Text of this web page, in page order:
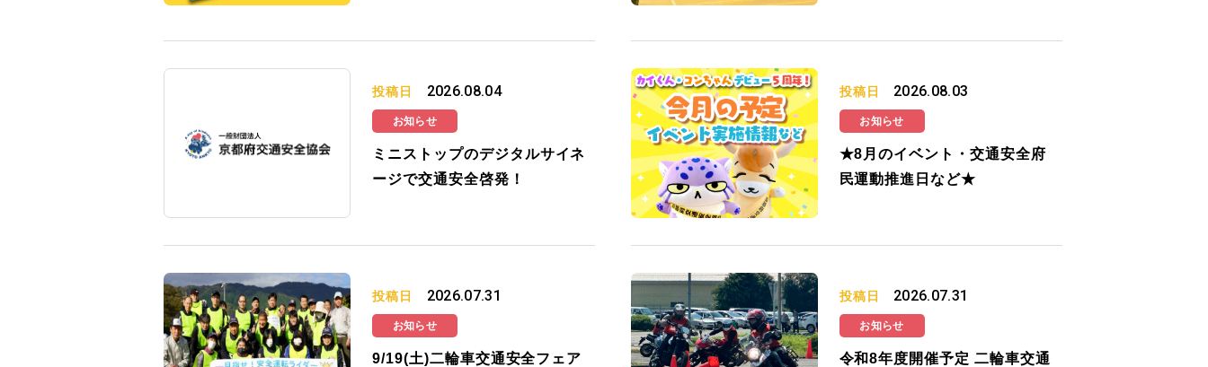
投稿日 2026.08.04
お知らせ
ミニストップのデジタルサイネ
ージで交通安全啓発！
投稿日 2026.08.03
お知らせ
★8月のイベント・交通安全府
民運動推進日など★
投稿日 2026.07.31
お知らせ
9/19(土)二輪車交通安全フェア
投稿日 2026.07.31
お知らせ
令和8年度開催予定 二輪車交通